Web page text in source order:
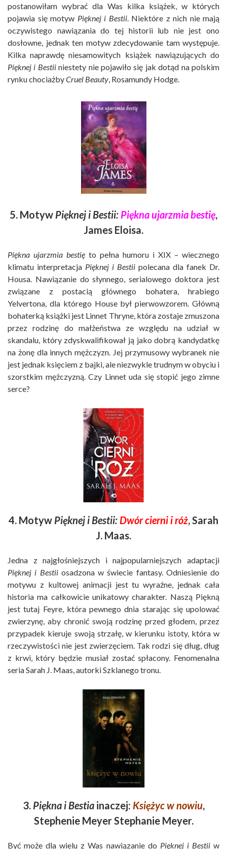
postanowiłam wybrać dla Was kilka książek, w których
pojawia się motyw Pięknej i Bestii. Niektóre z nich nie mają
oczywistego nawiązania do tej historii lub nie jest ono
dosłowne, jednak ten motyw zdecydowanie tam występuje.
Kilka naprawdę niesamowitych książek nawiązujących do
Pięknej i Bestiiniestety nie pojawiło się jak dotąd na polskim
rynku chociażbyCruel Beauty, Rosamundy Hodge.
5. Motyw Pięknej i Bestii: Piękna ujarzmia bestię,
James Eloisa.
Piękna ujarzmia bestię to pełna humoru i XIX – wiecznego
klimatu interpretacja Pięknej i Bestii polecana dla fanek Dr.
Housa. Nawiązanie do słynnego, serialowego doktora jest
związane z postacią głównego bohatera, hrabiego
Yelvertona, dla którego House był pierwowzorem. Główną
bohaterką książki jest Linnet Thryne, która zostaje zmuszona
przez rodzinę do małżeństwa ze względu na udział w
skandalu, który zdyskwalifikował ją jako dobrą kandydatkę
na żonę dla innych mężczyzn. Jej przymusowy wybranek nie
jest jednak księciem z bajki, ale niezwykle trudnym w obyciu i
szorstkim mężczyzną. Czy Linnet uda się stopić jego zimne
serce?
4. Motyw Pięknej i Bestii:Dwór cierni i róż, Sarah
J. Maas.
Jedna z najgłośniejszych i najpopularniejszych adaptacji
Pięknej i Bestiiosadzona w świecie fantasy. Odniesienie do
motywu z kultowej animacji jest tu wyraźne, jednak cała
historia ma całkowicie unikatowy charakter. Naszą Piękną
jest tutaj Feyre, która pewnego dnia starając się upolować
zwierzynę, aby chronić swoją rodzinę przed głodem, przez
przypadek kieruje swoją strzałę, w kierunku istoty, która w
rzeczywistości nie jest zwierzęciem. Tak rodzi się dług, dług
z krwi, który będzie musiał zostać spłacony. Fenomenalna
seria Sarah J. Maas, autorki Szklanego tronu.
3. Piękna i Bestiainaczej: Księżyc w nowiu,
Stephenie Meyer Stephanie Meyer.
Być może dla wielu z Was nawiązanie do Pięknej i Bestiiw